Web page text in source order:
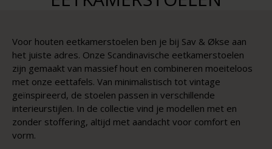
Voor houten eetkamerstoelen ben je bij Sav & Økse aan
het juiste adres. Onze Scandinavische eetkamerstoelen
zijn gemaakt van massief hout en combineren moeiteloos
met onze eettafels. Van minimalistisch tot vintage
geïnspireerd, de stoelen passen in verschillende
interieurstijlen. In de collectie vind je modellen met en
zonder stoffering, altijd met aandacht voor comfort en
vorm.